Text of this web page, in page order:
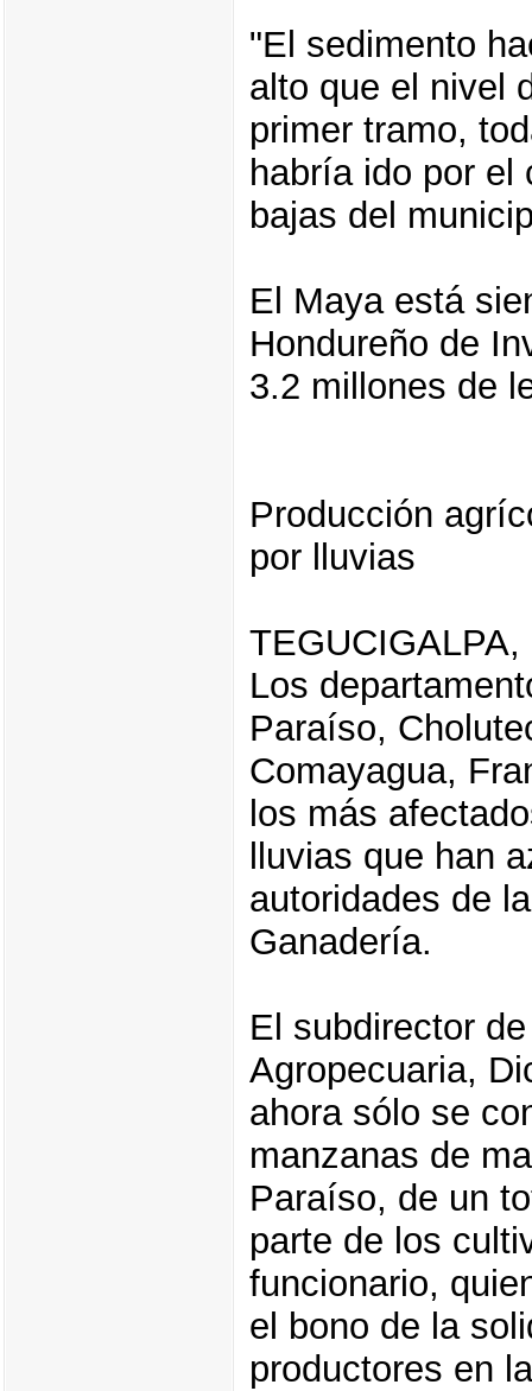
"El sedimento
alto que el nivel
primer tramo,
habría ido por el
bajas del
El Maya está
Hondureño de
3.2 millones de
Producción
por lluvias
Los
Paraíso,
Comayagua,
los más
lluvias que han
autoridades de
Ganadería.
El subdirector
Agropecuaria,
ahora sólo se
manzanas de
Paraíso, de un
parte de los
funcionario,
el bono de la
productores en